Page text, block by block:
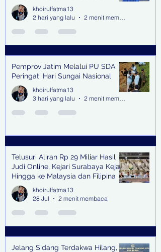
Bandara Juanda
khoirulfatma13
2 hari yang lalu
2 menit membaca
Pemprov Jatim Melalui PU SDA
Peringati Hari Sungai Nasional
khoirulfatma13
3 hari yang lalu
2 menit membaca
Telusuri Aliran Rp 29 Miliar Hasil
Judi Online, Kejari Surabaya Kejar
Hingga ke Malaysia dan Filipina
khoirulfatma13
28 Jul
2 menit membaca
Jelang Sidang Terdakwa Hilang,